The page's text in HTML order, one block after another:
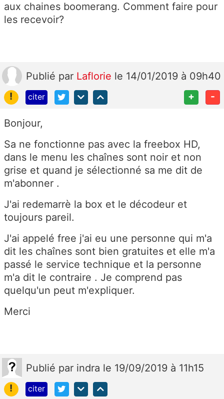
aux chaines boomerang. Comment faire pour
les recevoir?
Publié par Laflorie le 14/01/2019 à 09h40
!
citer + -
Bonjour,
Sa ne fonctionne pas avec la freebox HD,
dans le menu les chaînes sont noir et non
grise et quand je sélectionné sa me dit de
m'abonner .
J'ai redemarrè la box et le décodeur et
toujours pareil.
J'ai appelé free j'ai eu une personne qui m'a
dit les chaînes sont bien gratuites et elle m'a
passé le service technique et la personne
m'a dit le contraire . Je comprend pas
quelqu'un peut m'expliquer.
Merci
Publié par indra le 19/09/2019 à 11h15
!
citer